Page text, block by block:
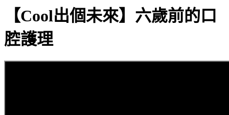
【Cool出個未來】六歲前的口
腔護理